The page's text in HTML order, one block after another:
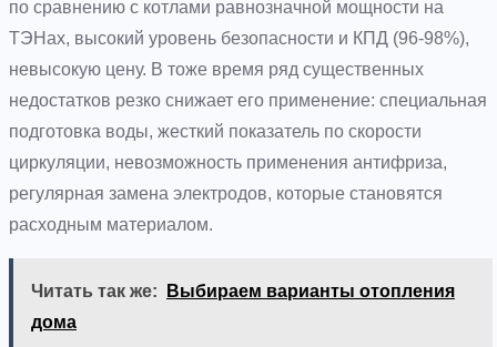
по сравнению с котлами равнозначной мощности на
ТЭНах, высокий уровень безопасности и КПД (96-98%),
невысокую цену. В тоже время ряд существенных
недостатков резко снижает его применение: специальная
подготовка воды, жесткий показатель по скорости
циркуляции, невозможность применения антифриза,
регулярная замена электродов, которые становятся
расходным материалом.
Читать так же:
Выбираем варианты отопления
дома